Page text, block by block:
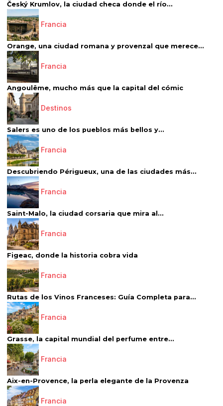
Český Krumlov, la ciudad checa donde el río...
Francia
Orange, una ciudad romana y provenzal que merece...
Francia
Angoulême, mucho más que la capital del cómic
Destinos
Salers es uno de los pueblos más bellos y...
Francia
Descubriendo Périgueux, una de las ciudades más...
Francia
Saint-Malo, la ciudad corsaria que mira al...
Francia
Figeac, donde la historia cobra vida
Francia
Rutas de los Vinos Franceses: Guía Completa para...
Francia
Grasse, la capital mundial del perfume entre...
Francia
Aix-en-Provence, la perla elegante de la Provenza
Francia